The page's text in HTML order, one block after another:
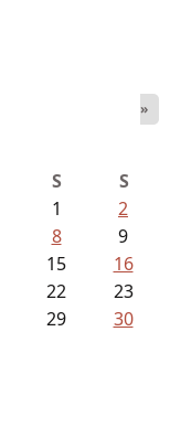
»
S
S
1
2
8
9
15
16
22
23
29
30